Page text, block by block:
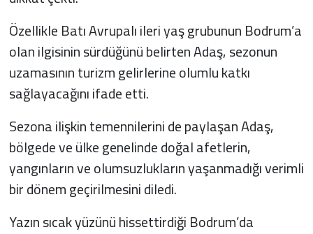
Özellikle Batı Avrupalı ileri yaş grubunun Bodrum’a
olan ilgisinin sürdüğünü belirten Adaş, sezonun
uzamasının turizm gelirlerine olumlu katkı
sağlayacağını ifade etti.
Sezona ilişkin temennilerini de paylaşan Adaş,
bölgede ve ülke genelinde doğal afetlerin,
yangınların ve olumsuzlukların yaşanmadığı verimli
bir dönem geçirilmesini diledi.
Yazın sıcak yüzünü hissettirdiği Bodrum’da